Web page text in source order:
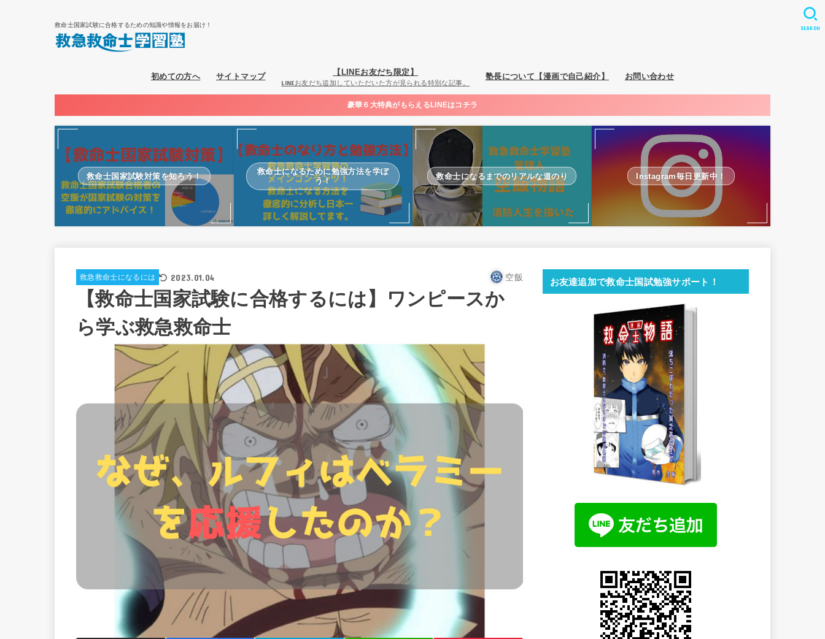
救命士国家試験に合格するための知識や情報をお届け！
初めての方へ サイトマップ 【LINEお友だち限定】
LINEお友だち追加していただいた方が見られる特別な記事。
塾長について【漫画で自己紹介】 お問い合わせ
SEARCH
豪華６大特典がもらえるLINEはコチラ
救命士国家試験対策を知ろう！
救命士になるために勉強方法を学ぼ
う！
救命士になるまでのリアルな道のり Instagram毎日更新中！
救急救命士になるには 2023.01.04 空飯
【救命士国家試験に合格するには】ワンピースか
ら学ぶ救急救命士
お友達追加で救命士国試勉強サポート！